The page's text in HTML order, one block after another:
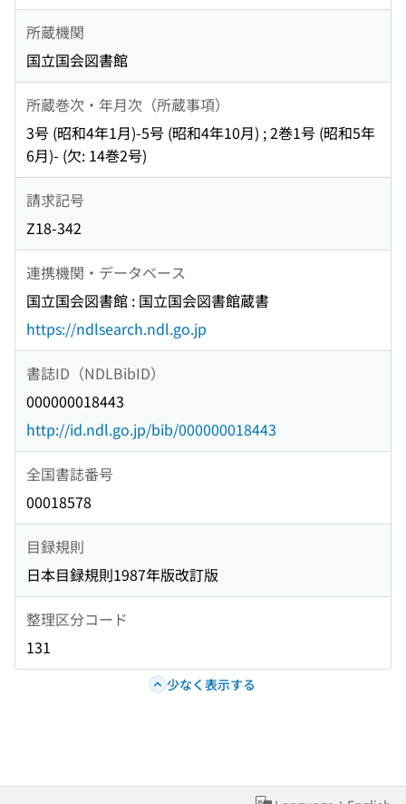
所蔵機関
国立国会図書館
所蔵巻次・年月次（所蔵事項）
3号 (昭和4年1月)-5号 (昭和4年10月) ; 2巻1号 (昭和5年
6月)- (欠: 14巻2号)
請求記号
Z18-342
連携機関・データベース
国立国会図書館 : 国立国会図書館蔵書
https://ndlsearch.ndl.go.jp
書誌ID（NDLBibID）
000000018443
http://id.ndl.go.jp/bib/000000018443
全国書誌番号
00018578
目録規則
日本目録規則1987年版改訂版
整理区分コード
131
少なく表示する